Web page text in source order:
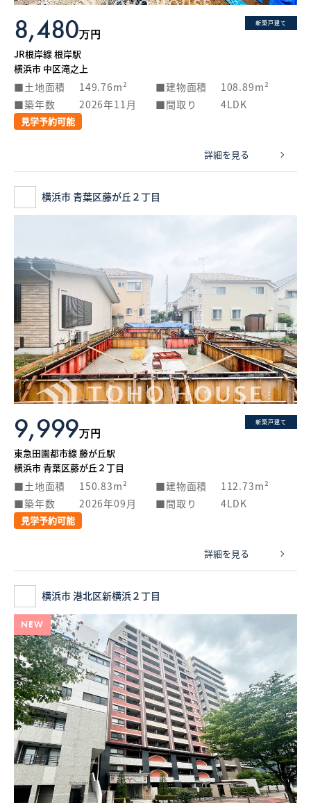
新築戸建て
8,480万円
JR根岸線 根岸駅
横浜市 中区滝之上
土地面積 149.76m² 建物面積
108.89m²
築年数
2026年11月 間取り 4LDK
見学予約可能
詳細を見る
横浜市 青葉区藤が丘２丁目
新築戸建て
9,999万円
東急田園都市線 藤が丘駅
横浜市 青葉区藤が丘２丁目
土地面積 150.83m² 建物面積
112.73m²
築年数
2026年09月 間取り 4LDK
見学予約可能
詳細を見る
横浜市 港北区新横浜２丁目
NEW